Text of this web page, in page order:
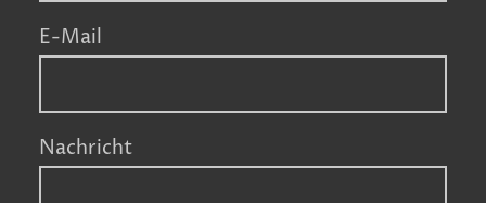
E-Mail
Nachricht